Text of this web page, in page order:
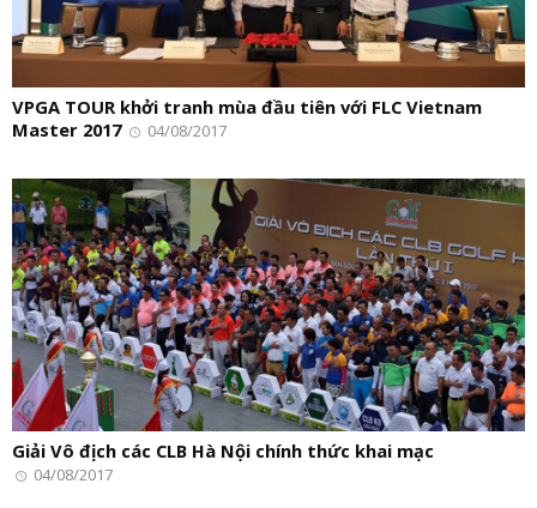
VPGA TOUR khởi tranh mùa đầu tiên với FLC Vietnam
Master 2017
04/08/2017
Giải Vô địch các CLB Hà Nội chính thức khai mạc
04/08/2017